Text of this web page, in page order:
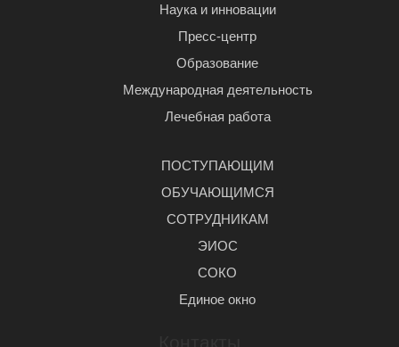
Наука и инновации
Пресс-центр
Образование
Международная деятельность
Лечебная работа
ПОСТУПАЮЩИМ
ОБУЧАЮЩИМСЯ
СОТРУДНИКАМ
ЭИОС
СОКО
Единое окно